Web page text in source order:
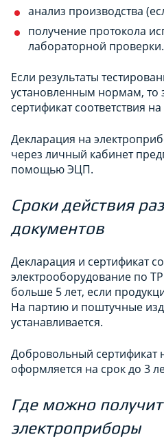
анализ производства
получение протокола
лабораторной проверки.
Если результаты
установленным нормам, то
сертификат соответствия на
Декларация на
через личный кабинет
помощью ЭЦП.
Сроки действия
документов
Декларация и сертификат
электрооборудование по
больше 5 лет, если
На партию и поштучные
устанавливается.
Добровольный сертификат
оформляется на срок до 3
Где можно
электроприборы